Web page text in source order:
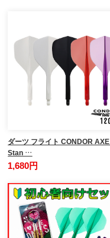
ダーツ フライト CONDOR
Stan …
1,680円